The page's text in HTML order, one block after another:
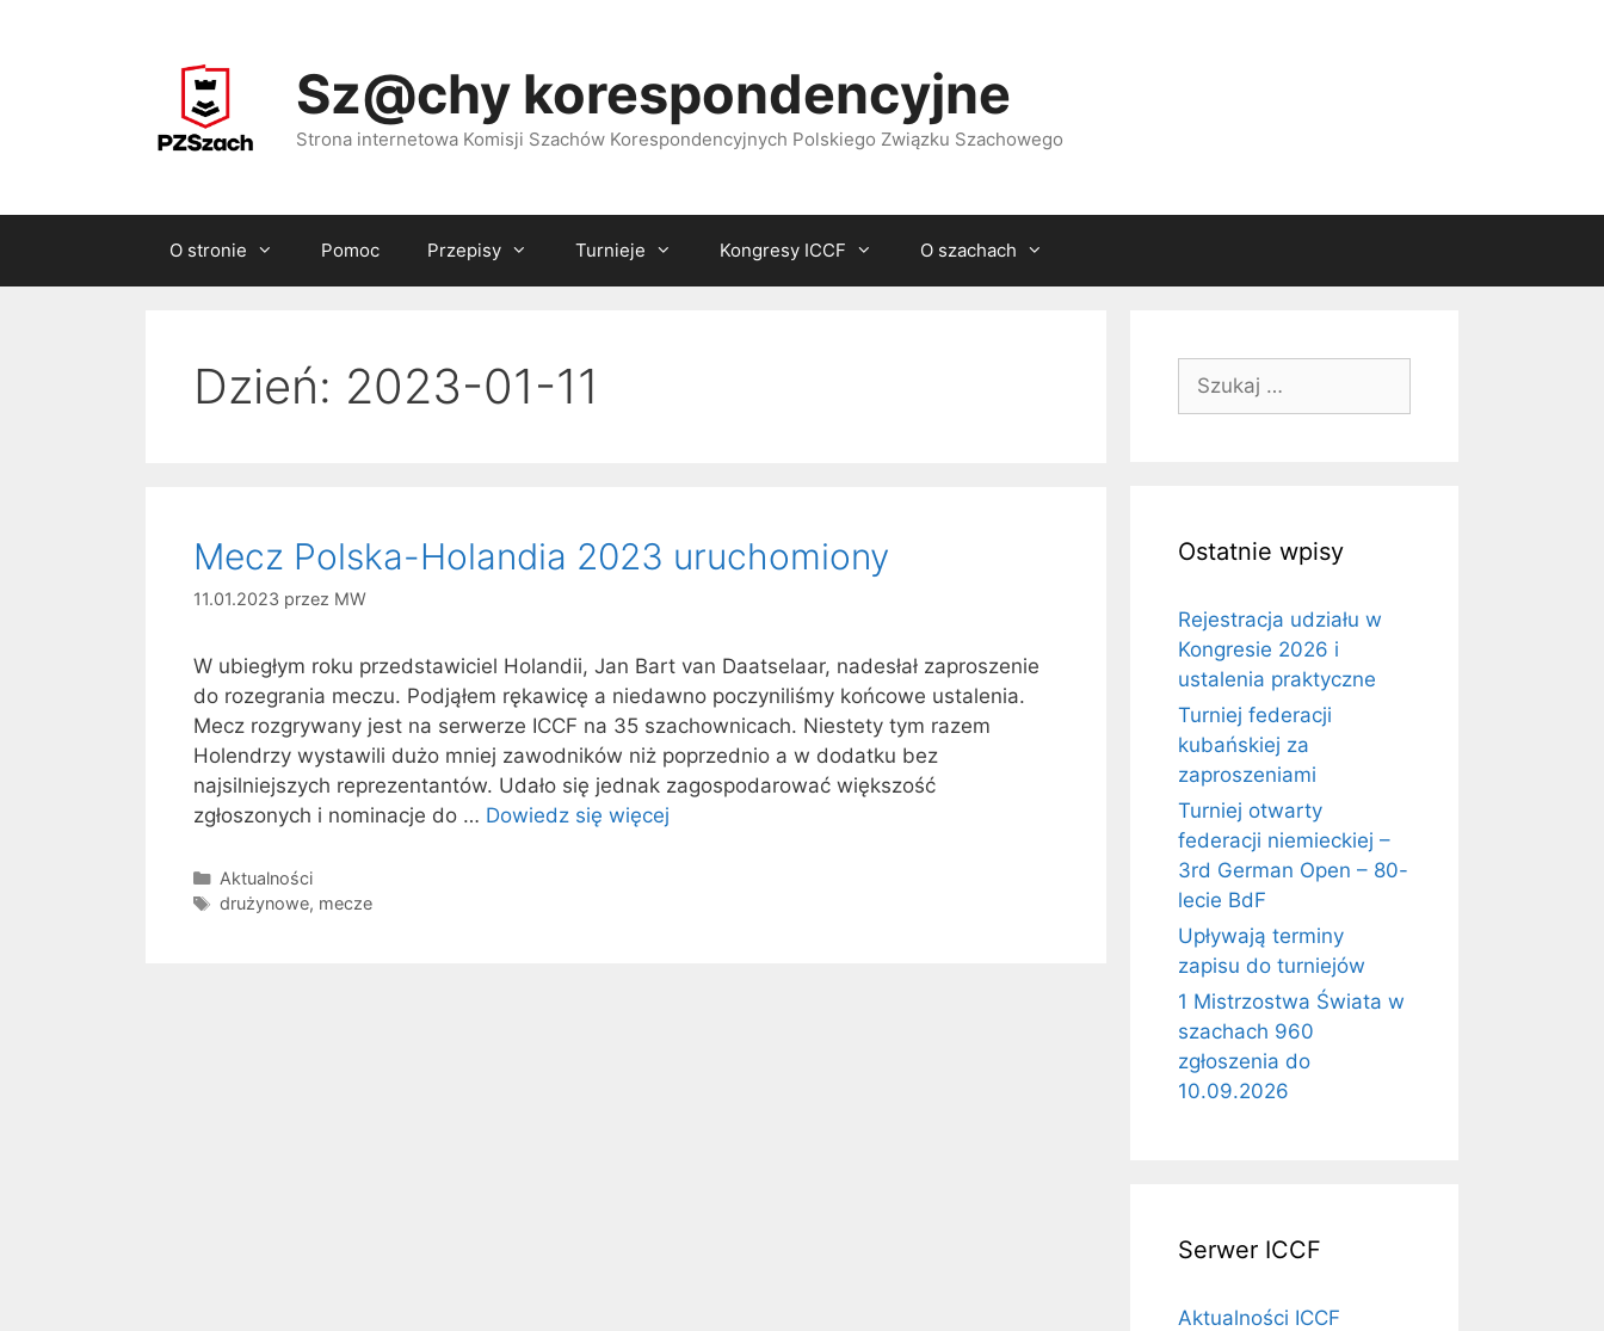
Sz@chy korespondencyjne
Strona internetowa Komisji Szachów Korespondencyjnych Polskiego Związku Szachowego
O stronie Pomoc Przepisy Turnieje Kongresy ICCF O szachach
Dzień: 2023-01-11
Mecz Polska-Holandia 2023 uruchomiony
11.01.2023 przez MW
W ubiegłym roku przedstawiciel Holandii, Jan Bart van Daatselaar, nadesłał zaproszenie
do rozegrania meczu. Podjąłem rękawicę a niedawno poczyniliśmy końcowe ustalenia.
Mecz rozgrywany jest na serwerze ICCF na 35 szachownicach. Niestety tym razem
Holendrzy wystawili dużo mniej zawodników niż poprzednio a w dodatku bez
najsilniejszych reprezentantów. Udało się jednak zagospodarować większość
zgłoszonych i nominacje do … Dowiedz się więcej
Kategorie
Aktualności
Tagi
drużynowe, mecze
Ostatnie wpisy
Rejestracja udziału w
Kongresie 2026 i
ustalenia praktyczne
Turniej federacji
kubańskiej za
zaproszeniami
Turniej otwarty
federacji niemieckiej –
3rd German Open – 80-
lecie BdF
Upływają terminy
zapisu do turniejów
1 Mistrzostwa Świata w
szachach 960
zgłoszenia do
10.09.2026
Serwer ICCF
Aktualności ICCF